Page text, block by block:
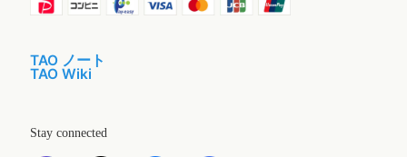
TAO ノート
TAO Wiki
Stay connected